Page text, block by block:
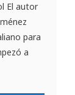
El autor
para
a